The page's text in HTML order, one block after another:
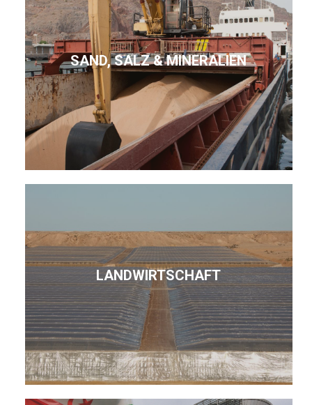
SAND, SALZ & MINERALIEN
LANDWIRTSCHAFT